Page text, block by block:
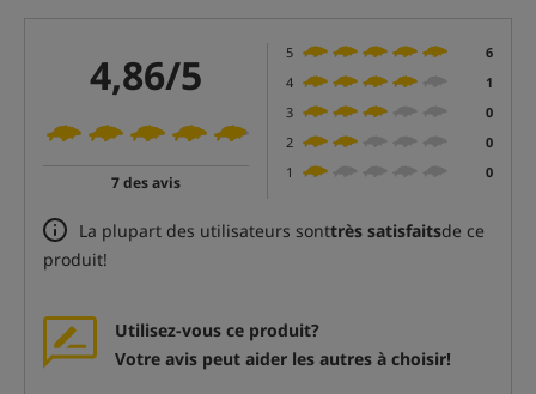
4,86/5
7 des avis
5
6
4
1
3
0
2
0
1
0
La plupart des utilisateurs sonttrès satisfaitsde ce
produit!
Utilisez-vous ce produit?
Votre avis peut aider les autres à choisir!